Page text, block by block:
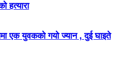
हत्यारा
एक युवकको गयो ज्यान , दुई घाइते